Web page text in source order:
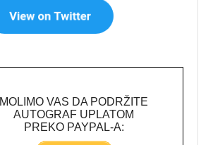
MOLIMO VAS DA PODRŽITE
AUTOGRAF UPLATOM
PREKO PAYPAL-A: